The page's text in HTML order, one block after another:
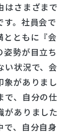
はさまざまで
す。社員会で
とともに『会
勢が目立ち
い状況で、会
象がありまし
で、自分の仕
がありました
で、自分自身